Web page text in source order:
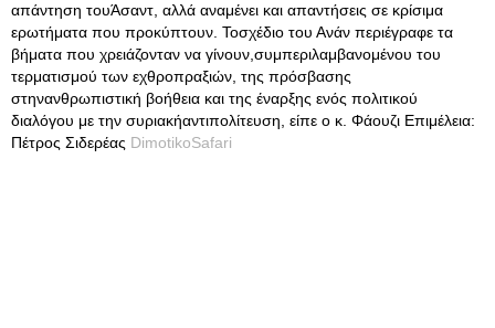
απάντηση τουΆσαντ, αλλά αναμένει και απαντήσεις σε κρίσιμα
ερωτήματα που προκύπτουν. Τοσχέδιο του Ανάν περιέγραφε τα
βήματα που χρειάζονταν να γίνουν,συμπεριλαμβανομένου του
τερματισμού των εχθροπραξιών, της πρόσβασης
στηνανθρωπιστική βοήθεια και της έναρξης ενός πολιτικού
διαλόγου με την συριακήαντιπολίτευση, είπε ο κ. Φάουζι Επιμέλεια:
Πέτρος Σιδερέας DimotikoSafari